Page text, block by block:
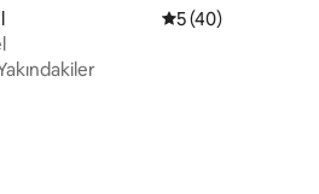
407 değerlendirme5 üzerinden
5 (40)